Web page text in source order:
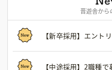
晋遊舎から
【新卒採用】エント
【中途採用】2職種